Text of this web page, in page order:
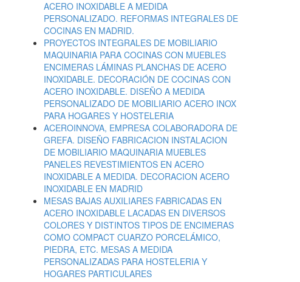
ACERO INOXIDABLE A MEDIDA
PERSONALIZADO. REFORMAS INTEGRALES DE
COCINAS EN MADRID.
PROYECTOS INTEGRALES DE MOBILIARIO
MAQUINARIA PARA COCINAS CON MUEBLES
ENCIMERAS LÁMINAS PLANCHAS DE ACERO
INOXIDABLE. DECORACIÓN DE COCINAS CON
ACERO INOXIDABLE. DISEÑO A MEDIDA
PERSONALIZADO DE MOBILIARIO ACERO INOX
PARA HOGARES Y HOSTELERIA
ACEROINNOVA, EMPRESA COLABORADORA DE
GREFA. DISEÑO FABRICACION INSTALACION
DE MOBILIARIO MAQUINARIA MUEBLES
PANELES REVESTIMIENTOS EN ACERO
INOXIDABLE A MEDIDA. DECORACION ACERO
INOXIDABLE EN MADRID
MESAS BAJAS AUXILIARES FABRICADAS EN
ACERO INOXIDABLE LACADAS EN DIVERSOS
COLORES Y DISTINTOS TIPOS DE ENCIMERAS
COMO COMPACT CUARZO PORCELÁMICO,
PIEDRA, ETC. MESAS A MEDIDA
PERSONALIZADAS PARA HOSTELERIA Y
HOGARES PARTICULARES